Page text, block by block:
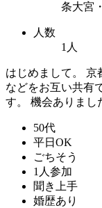
条大宮
人数
1人
はじめまして。 京
などをお互い共有
す。 機会ありまし
50代
平日OK
ごちそう
1人参加
聞き上手
婚歴あり